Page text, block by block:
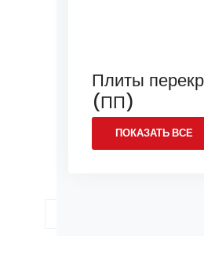
Плиты
(ПП)
ПОКАЗАТЬ ВСЕ